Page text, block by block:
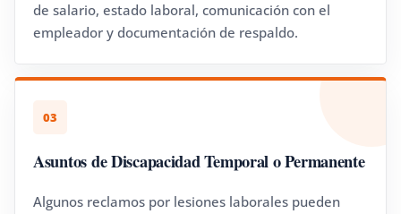
de salario, estado laboral, comunicación con el
empleador y documentación de respaldo.
03
Asuntos de Discapacidad Temporal o Permanente
Algunos reclamos por lesiones laborales pueden